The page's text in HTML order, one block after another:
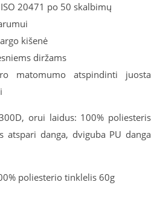
20471 po 50 skalbimų
kišenė
diržams
matomumo atspindinti juosta
orui laidus: 100% poliesteris
atspari danga, dviguba PU danga
poliesterio tinklelis 60g